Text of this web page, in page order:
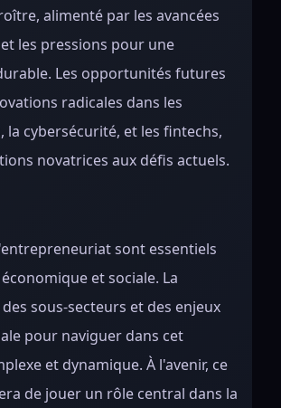
alimenté par les avancées
les pressions pour une
Les opportunités futures
radicales dans les
la cybersécurité, et les fintechs,
novatrices aux défis actuels.
sont essentiels
et sociale. La
sous-secteurs et des enjeux
pour naviguer dans cet
et dynamique. À l'avenir, ce
de jouer un rôle central dans la